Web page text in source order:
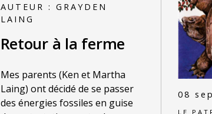
AUTEUR : GRAYDEN
LAING
Retour à la ferme
Mes parents (Ken et Martha
Laing) ont décidé de se passer
des énergies fossiles en guise
08
LE